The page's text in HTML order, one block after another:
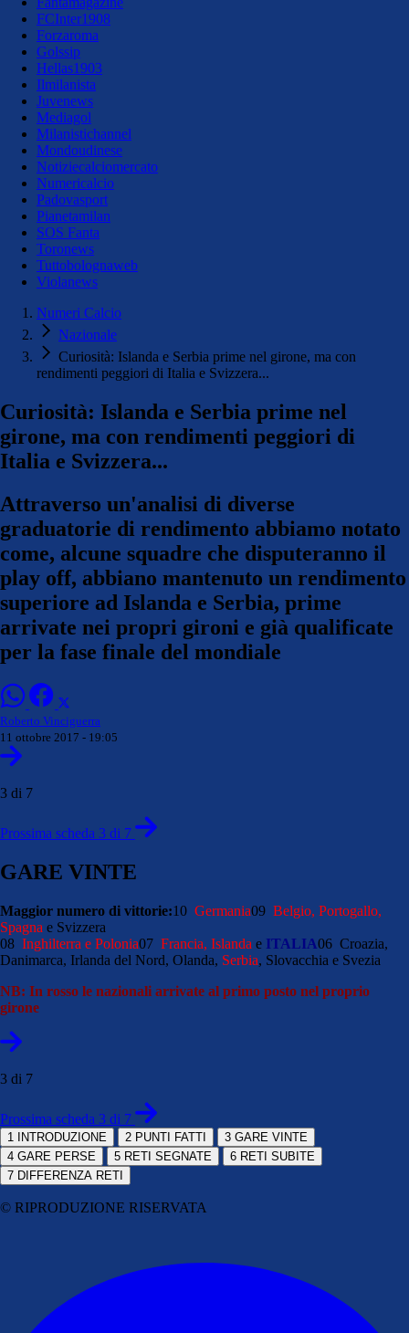
FCInter1908
Forzaroma
Golssip
Hellas1903
Ilmilanista
Juvenews
Mediagol
Milanistichannel
Mondoudinese
Notiziecalciomercato
Numericalcio
Padovasport
Pianetamilan
SOS Fanta
Toronews
Tuttobolognaweb
Violanews
Numeri Calcio
Nazionale
Curiosità: Islanda e Serbia prime nel girone, ma con
rendimenti peggiori di Italia e Svizzera...
Curiosità: Islanda e Serbia prime nel
girone, ma con rendimenti peggiori di
Italia e Svizzera...
Attraverso un'analisi di diverse
graduatorie di rendimento abbiamo notato
come, alcune squadre che disputeranno il
play off, abbiano mantenuto un rendimento
superiore ad Islanda e Serbia, prime
arrivate nei propri gironi e già qualificate
per la fase finale del mondiale
Roberto Vinciguerra
11 ottobre 2017 - 19:05
3 di 7
Prossima scheda 3 di 7
GARE VINTE
Maggior numero di vittorie:10 Germania09 Belgio, Portogallo,
Spagna e Svizzera
08 Inghilterra e Polonia07 Francia, Islanda e ITALIA06 Croazia,
Danimarca, Irlanda del Nord, Olanda, Serbia, Slovacchia e Svezia
NB: In rosso le nazionali arrivate al primo posto nel proprio
girone
3 di 7
Prossima scheda 3 di 7
1 INTRODUZIONE 2 PUNTI FATTI 3 GARE VINTE
4 GARE PERSE 5 RETI SEGNATE 6 RETI SUBITE
7 DIFFERENZA RETI
© RIPRODUZIONE RISERVATA